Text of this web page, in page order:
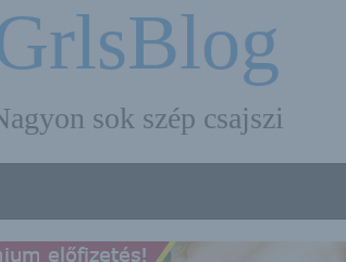
sok szép csajszi